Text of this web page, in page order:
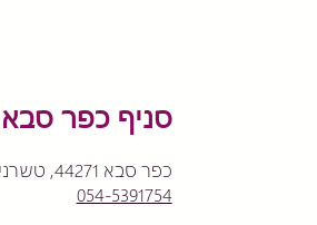
סניף כפר סבא
כפר סבא 44271, טשרניחובסקי 24
054-5391754